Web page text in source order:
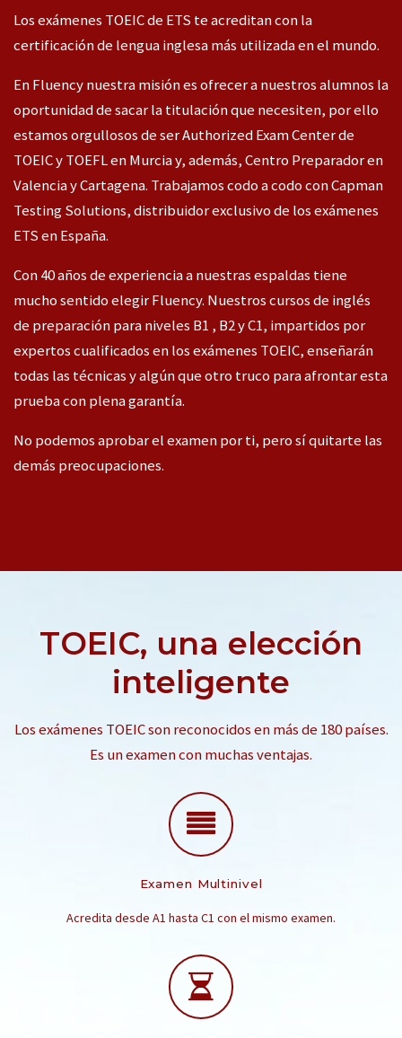
Los exámenes TOEIC de ETS te acreditan con la
certificación de lengua inglesa más utilizada en el mundo.
En Fluency nuestra misión es ofrecer a nuestros alumnos la
oportunidad de sacar la titulación que necesiten, por ello
estamos orgullosos de ser Authorized Exam Center de
TOEIC y TOEFL en Murcia y, además, Centro Preparador en
Valencia y Cartagena. Trabajamos codo a codo con Capman
Testing Solutions, distribuidor exclusivo de los exámenes
ETS en España.
Con 40 años de experiencia a nuestras espaldas tiene
mucho sentido elegir Fluency. Nuestros cursos de inglés
de preparación para niveles B1 , B2 y C1, impartidos por
expertos cualificados en los exámenes TOEIC, enseñarán
todas las técnicas y algún que otro truco para afrontar esta
prueba con plena garantía.
No podemos aprobar el examen por ti, pero sí quitarte las
demás preocupaciones.
TOEIC, una elección
inteligente
Los exámenes TOEIC son reconocidos en más de 180 países.
Es un examen con muchas ventajas.
Examen Multinivel
Acredita desde A1 hasta C1 con el mismo examen.